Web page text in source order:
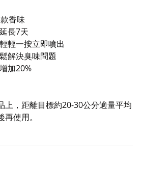
香味
長7天
輕一按立即噴出
解決臭味問題
加20%
上，距離目標約20-30公分適量平均
使用。